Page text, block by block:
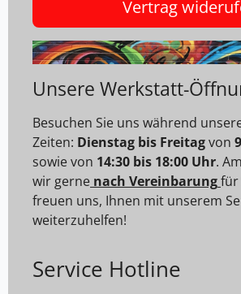
Vertrag
Unsere Werkstatt-
Besuchen Sie uns während
Zeiten: Dienstag bis Freitagvon
sowie von 14:30 bis 18:00 Uhr. Am
wir gerne nach Vereinbarungfür
freuen uns, Ihnen mit unserem
weiterzuhelfen!
Service Hotline